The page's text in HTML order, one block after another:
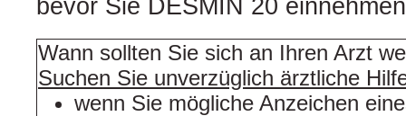
bevor Sie DESMIN 20
Wann sollten Sie sich an Ihren Arzt
Suchen Sie unverzüglich ärztliche
wenn Sie mögliche Anzeichen